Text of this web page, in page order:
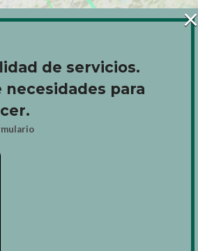
de la Junta de Directores, licenciado
inmediato para recibir su tratamiento médico.
de servicios.
para
×